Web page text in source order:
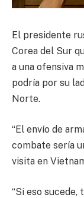
El presidente
Corea del Sur
a una ofensiva
podría por su
Norte.
“El envío de
combate sería
visita en
“Si eso sucede,